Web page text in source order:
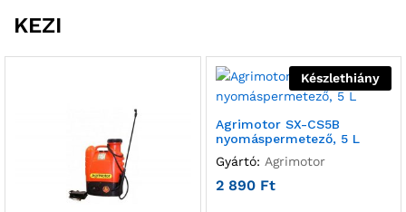
KEZI
Készlethiány
Agrimotor SX-CS5B
nyomáspermetező, 5 L
Gyártó: Agrimotor
2 890 Ft